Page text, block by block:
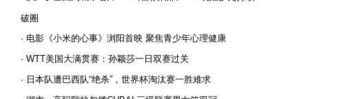
破圈
· 电影《小米的心事》浏阳首映 聚焦青少年心理健康
· WTT美国大满贯赛：孙颖莎一日双赛过关
· 日本队遭巴西队“绝杀”，世界杯淘汰赛一胜难求